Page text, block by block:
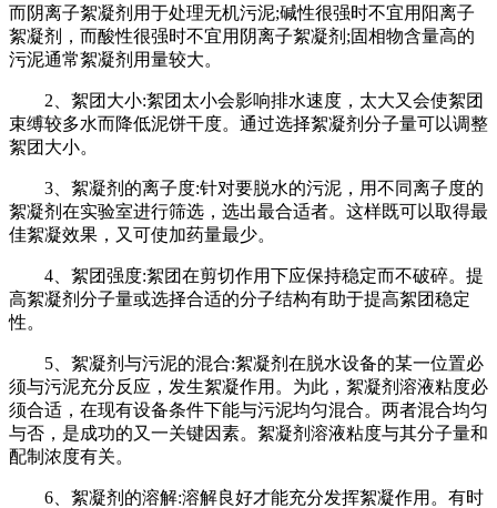
而阴离子絮凝剂用于处理无机污泥;碱性很强时不宜用阳离子
絮凝剂，而酸性很强时不宜用阴离子絮凝剂 ;固相物含量高的
污泥通常絮凝剂用量较大。
2 、絮团大小:絮团太小会影响排水速度，太大又会使絮团
束缚较多水而降低泥饼干度。通过选择絮凝剂分子量可以调整
絮团大小。
3 、絮凝剂的离子度:针对要脱水的污泥，用不同离子度的
絮凝剂在实验室进行筛选，选出最合适者。这样既可以取得最
佳絮凝效果，又可使加药量最少。
4 、絮团强度:絮团在剪切作用下应保持稳定而不破碎。提
高絮凝剂分子量或选择合适的分子结构有助于提高絮团稳定
性。
5 、絮凝剂与污泥的混合:絮凝剂在脱水设备的某一位置必
须与污泥充分反应，发生絮凝作用。为此，絮凝剂溶液粘度必
须合适，在现有设备条件下能与污泥均匀混合。两者混合均匀
与否，是成功的又一关键因素。絮凝剂溶液粘度与其分子量和
配制浓度有关。
6 、絮凝剂的溶解:溶解良好才能充分发挥絮凝作用。有时